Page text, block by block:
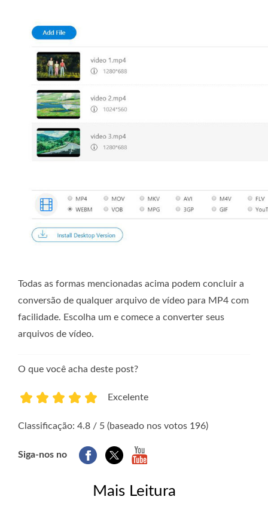
Todas as formas mencionadas acima podem concluir a
conversão de qualquer arquivo de vídeo para MP4 com
facilidade. Escolha um e comece a converter seus
arquivos de vídeo.
O que você acha deste post?
Excelente
Classificação: 4.8 / 5 (baseado nos votos 196)
Siga-nos no
Mais Leitura